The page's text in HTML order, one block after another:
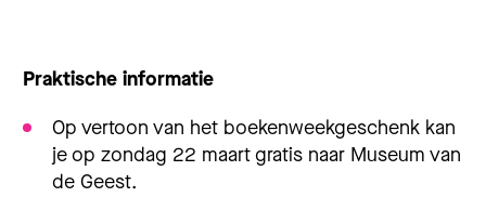
Praktische informatie
Op vertoon van het boekenweekgeschenk kan
je op zondag 22 maart gratis naar Museum van
de Geest.